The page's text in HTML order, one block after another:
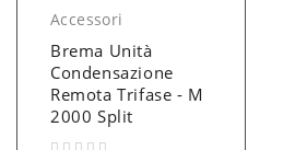
Accessori
Brema Unità
Condensazione
Remota Trifase - M
2000 Split